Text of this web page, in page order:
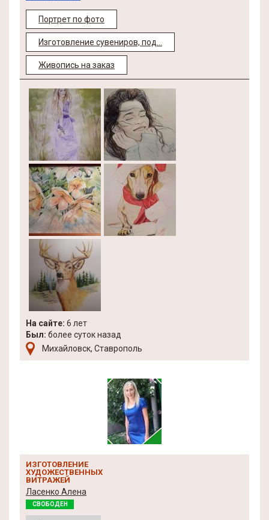
Портрет по фото
Изготовление сувениров, под...
Живопись на заказ
На сайте: 6 лет
Был: более суток назад
Михайловск, Ставрополь
ИЗГОТОВЛЕНИЕ
ХУДОЖЕСТВЕННЫХ
ВИТРАЖЕЙ
Ласенко Алена
СВОБОДЕН